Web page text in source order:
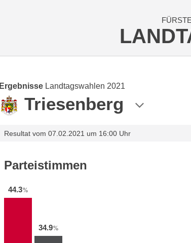
Ergebnisse Landtagswahlen 2021
Triesenberg
Resultat vom 07.02.2021 um 16:00 Uhr
Parteistimmen
44.3%
34.9%